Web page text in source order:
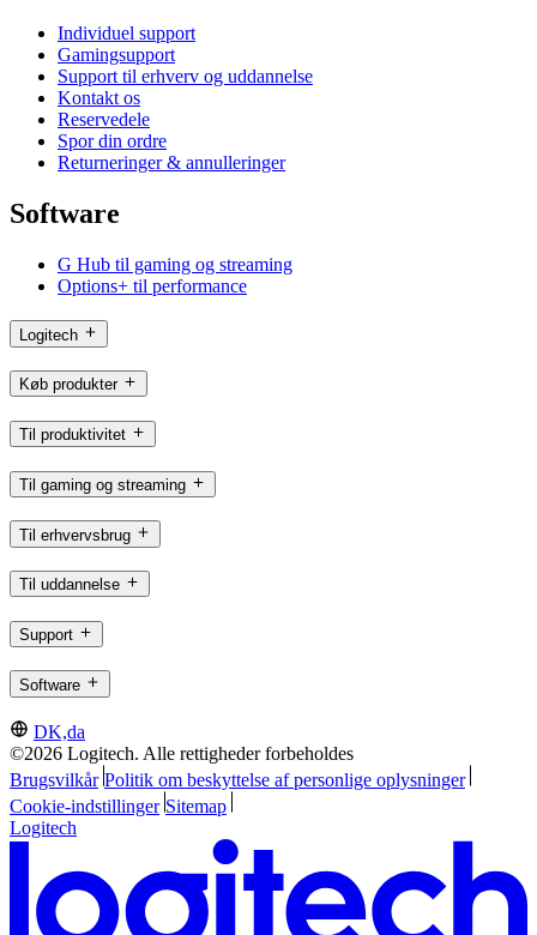
Individuel support
Gamingsupport
Support til erhverv og uddannelse
Kontakt os
Reservedele
Spor din ordre
Returneringer & annulleringer
Software
G Hub til gaming og streaming
Options+ til performance
Logitech
Køb produkter
Til produktivitet
Til gaming og streaming
Til erhvervsbrug
Til uddannelse
Support
Software
DK,da
©2026 Logitech. Alle rettigheder forbeholdes
Brugsvilkår Politik om beskyttelse af personlige oplysninger
Cookie-indstillinger Sitemap
Logitech